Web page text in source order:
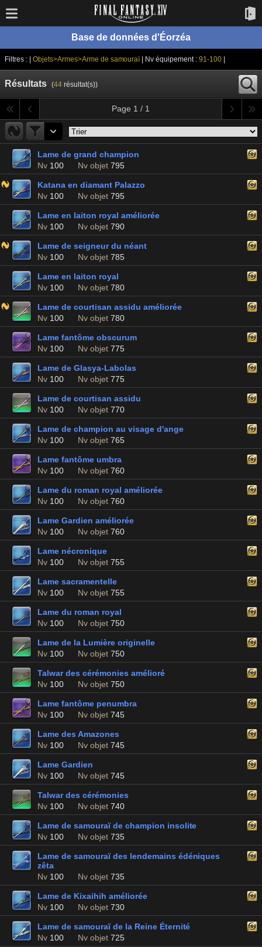
Base de données d'Éorzéa
Filtres : | Objets>Armes>Arme de samouraï | Nv équipement :91-100
Résultats (44résultat(s))
Page 1 / 1
Lame de grand champion
Nv 100 Nv objet 795
Katana en diamant Palazzo
Nv 100 Nv objet 795
Lame en laiton royal améliorée
Nv 100 Nv objet 790
Lame de seigneur du néant
Nv 100 Nv objet 785
Lame en laiton royal
Nv 100 Nv objet 780
Lame de courtisan assidu améliorée
Nv 100 Nv objet 780
Lame fantôme obscurum
Nv 100 Nv objet 775
Lame de Glasya-Labolas
Nv 100 Nv objet 775
Lame de courtisan assidu
Nv 100 Nv objet 770
Lame de champion au visage d'ange
Nv 100 Nv objet 765
Lame fantôme umbra
Nv 100 Nv objet 760
Lame du roman royal améliorée
Nv 100 Nv objet 760
Lame Gardien améliorée
Nv 100 Nv objet 760
Lame nécronique
Nv 100 Nv objet 755
Lame sacramentelle
Nv 100 Nv objet 755
Lame du roman royal
Nv 100 Nv objet 750
Lame de la Lumière originelle
Nv 100 Nv objet 750
Talwar des cérémonies amélioré
Nv 100 Nv objet 750
Lame fantôme penumbra
Nv 100 Nv objet 745
Lame des Amazones
Nv 100 Nv objet 745
Lame Gardien
Nv 100 Nv objet 745
Talwar des cérémonies
Nv 100 Nv objet 740
Lame de samouraï de champion insolite
Nv 100 Nv objet 735
Lame de samouraï des lendemains édéniques
zêta
Nv 100 Nv objet 735
Lame de Kixaihih améliorée
Nv 100 Nv objet 730
Lame de samouraï de la Reine Éternité
Nv 100 Nv objet 725